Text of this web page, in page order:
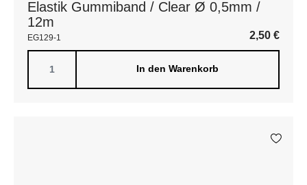
Elastik Gummiband / Clear Ø 0,5mm /
12m
EG129-1 2,50 €
In den Warenkorb